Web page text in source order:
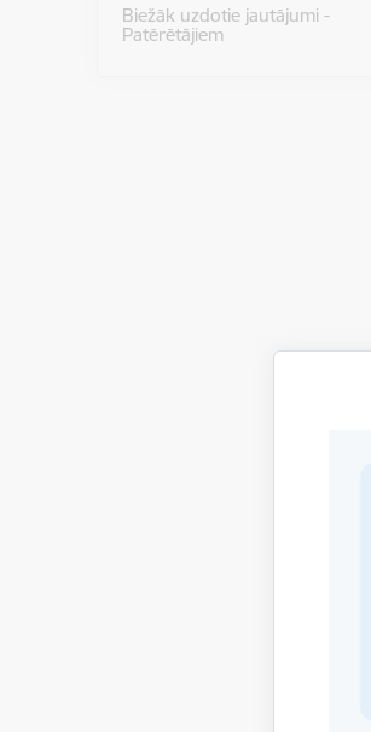
Biežāk uzdotie jautājumi -
Patērētājiem